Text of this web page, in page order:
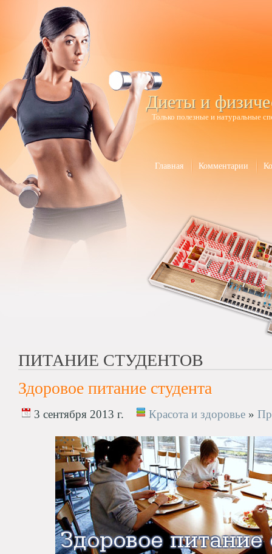
Диеты и
Только полезные и натуральные
Главная Комментарии
ПИТАНИЕ СТУДЕНТОВ
Здоровое питание студента
3 сентября 2013 г. Красота и здоровье »